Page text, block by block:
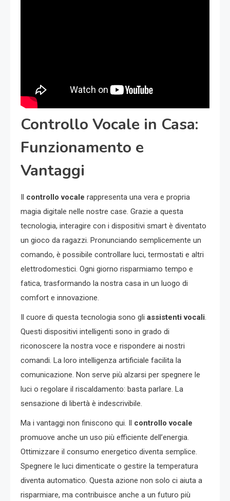
Controllo Vocale in Casa:
Funzionamento e
Vantaggi
Il controllo vocale rappresenta una vera e propria
magia digitale nelle nostre case. Grazie a questa
tecnologia, interagire con i dispositivi smart è diventato
un gioco da ragazzi. Pronunciando semplicemente un
comando, è possibile controllare luci, termostati e altri
elettrodomestici. Ogni giorno risparmiamo tempo e
fatica, trasformando la nostra casa in un luogo di
comfort e innovazione.
Il cuore di questa tecnologia sono gli assistenti vocali.
Questi dispositivi intelligenti sono in grado di
riconoscere la nostra voce e rispondere ai nostri
comandi. La loro intelligenza artificiale facilita la
comunicazione. Non serve più alzarsi per spegnere le
luci o regolare il riscaldamento: basta parlare. La
sensazione di libertà è indescrivibile.
Ma i vantaggi non finiscono qui. Il controllo vocale
promuove anche un uso più efficiente dell’energia.
Ottimizzare il consumo energetico diventa semplice.
Spegnere le luci dimenticate o gestire la temperatura
diventa automatico. Questa azione non solo ci aiuta a
risparmiare, ma contribuisce anche a un futuro più